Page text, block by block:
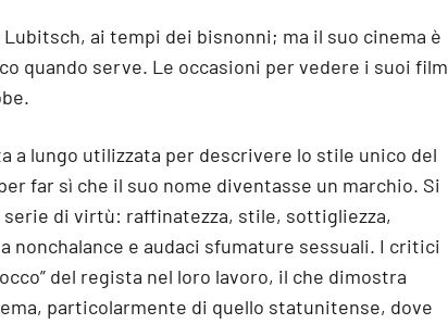
ai tempi dei bisnonni; ma il suo cinema è
quando serve. Le occasioni per vedere i suoi film
a lungo utilizzata per descrivere lo stile unico del
far sì che il suo nome diventasse un marchio. Si
di virtù: raffinatezza, stile, sottigliezza,
nonchalance e audaci sfumature sessuali. I critici
del regista nel loro lavoro, il che dimostra
particolarmente di quello statunitense, dove